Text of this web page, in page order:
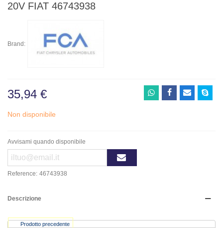
20V FIAT 46743938
Brand:
35,94 €
Non disponibile
Avvisami quando disponibile
Reference: 46743938
Descrizione
Prodotto precedente